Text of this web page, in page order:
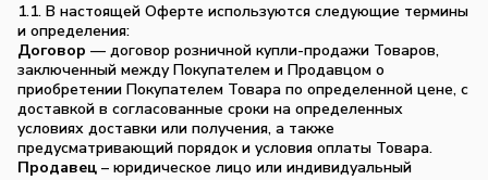
1.1. В настоящей Оферте используются следующие термины
и определения:
Договор — договор розничной купли-продажи Товаров,
заключенный между Покупателем и Продавцом о
приобретении Покупателем Товара по определенной цене, с
доставкой в согласованные сроки на определенных
условиях доставки или получения, а также
предусматривающий порядок и условия оплаты Товара.
Продавец – юридическое лицо или индивидуальный